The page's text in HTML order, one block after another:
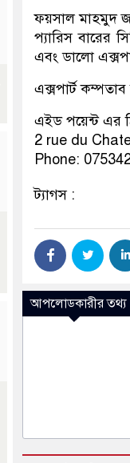
ফয়সাল মাহমুদ
প্যারিস বারের
এবং ডালো
এক্সপার্ট
এইড পয়েন্ট এর
2 rue du
Phone:
ট্যাগস :
আপলোডকারীর তথ্য